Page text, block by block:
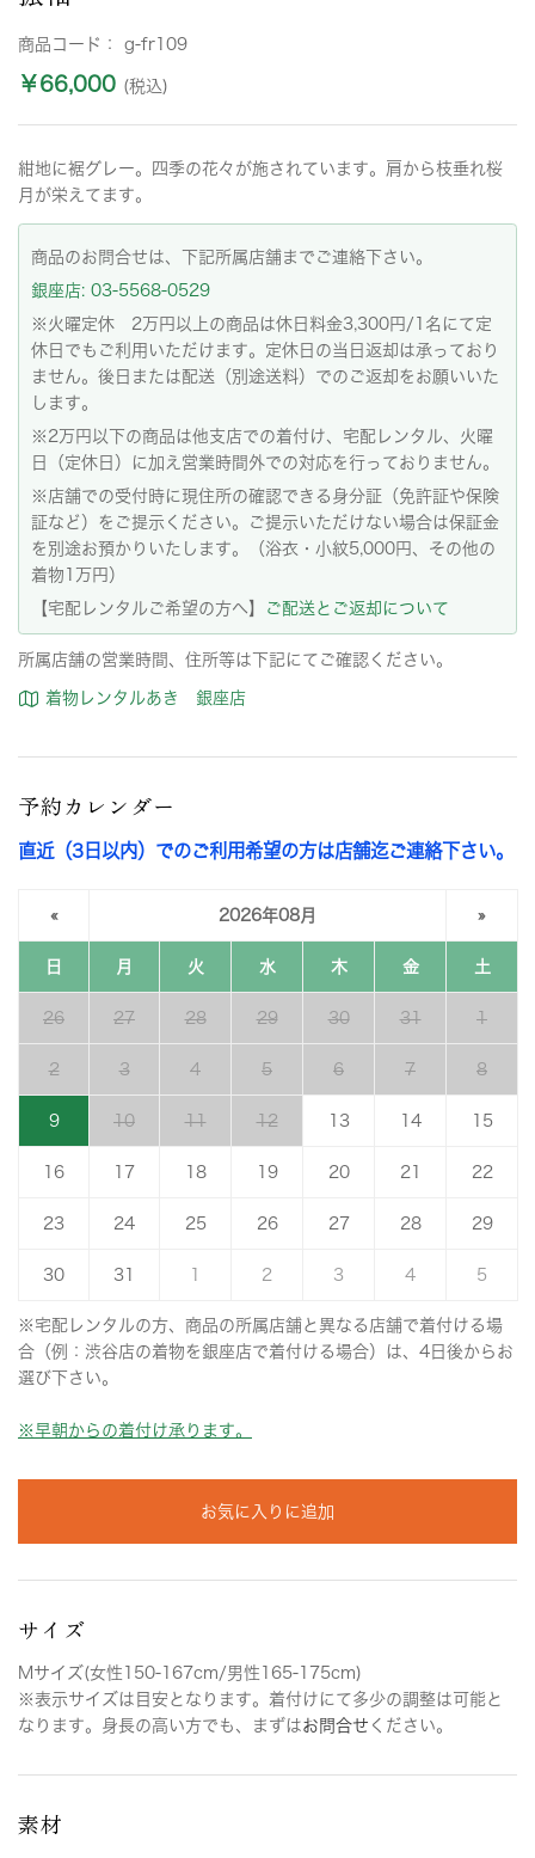
商品コード： g-fr109
￥66,000 (税込)
紺地に裾グレー。四季の花々が施されています。肩から枝垂れ桜
月が栄えてます。
商品のお問合せは、下記所属店舗までご連絡下さい。
銀座店: 03-5568-0529
※火曜定休 2万円以上の商品は休日料金3,300円/1名にて定
休日でもご利用いただけます。定休日の当日返却は承っており
ません。後日または配送（別途送料）でのご返却をお願いいた
します。
※2万円以下の商品は他支店での着付け、宅配レンタル、火曜
日（定休日）に加え営業時間外での対応を行っておりません。
※店舗での受付時に現住所の確認できる身分証（免許証や保険
証など）をご提示ください。ご提示いただけない場合は保証金
を別途お預かりいたします。（浴衣・小紋5,000円、その他の
着物1万円）
【宅配レンタルご希望の方へ】
ご配送とご返却について
所属店舗の営業時間、住所等は下記にてご確認ください。
着物レンタルあき 銀座店
予約カレンダー
直近（3日以内）でのご利用希望の方は店舗迄ご連絡下さい。
« 2026年08月 »
日 月 火 水 木 金 土
26 27 28 29 30 31 1
2 3 4 5 6 7 8
9 10 11 12 13 14 15
16 17 18 19 20 21 22
23 24 25 26 27 28 29
30 31 2 3 4 5
※宅配レンタルの方、商品の所属店舗と異なる店舗で着付ける場
合（例：渋谷店の着物を銀座店で着付ける場合）は、4日後からお
選び下さい。
※早朝からの着付け承ります。
お気に入りに追加
サイズ
Mサイズ(女性150-167cm/男性165-175cm)
※表示サイズは目安となります。着付けにて多少の調整は可能と
なります。身長の高い方でも、まずはお問合せ ください。
素材